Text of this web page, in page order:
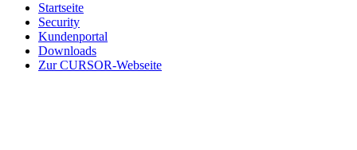
Startseite
Security
Kundenportal
Downloads
Zur CURSOR-Webseite